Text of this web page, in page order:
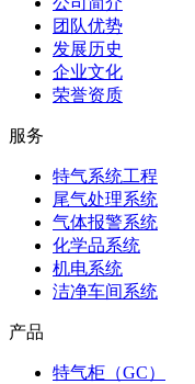
团队优势
发展历史
企业文化
荣誉资质
服务
特气系统工程
尾气处理系统
气体报警系统
化学品系统
机电系统
洁净车间系统
产品
特气柜（GC）